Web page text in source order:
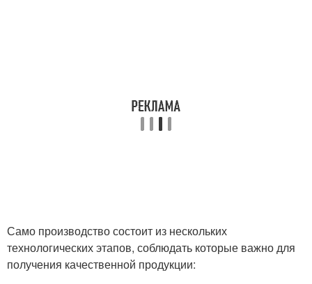
Само производство состоит из нескольких
технологических этапов, соблюдать которые важно для
получения качественной продукции: